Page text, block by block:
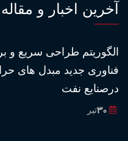
آخرین اخبار و مقاله
الگوريتم طراحى سريع
فناورى جديد مبدل هاى
درصنايع نفت
30تیر